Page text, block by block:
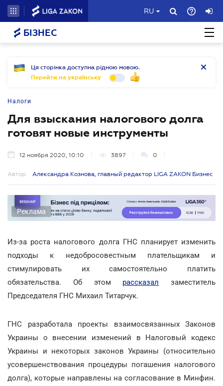
RU
БІЗНЕС
Ця сторінка доступна рідною мовою.
Перейти на українську
Налоги
Для взыскания налогового долга
готовят новые инструменты
12 ноября 2020, 10:10 3897 0
Автор: Александра Кознова, главный редактор LIGA ZAKON Бизнес
Реклама
Из-за роста налогового долга ГНС планирует изменить
подходы к недобросовестным плательщикам и
стимулировать их самостоятельно платить
обязательства. Об этом рассказал заместитель
Председателя ГНС Михаил Титарчук.
ГНС разработала проекты взаимосвязанных Законов
Украины о внесении изменений в Налоговый кодекс
Украины и некоторых законов Украины (относительно
усовершенствования процедуры погашения налогового
долга), которые направлены на согласование в Минфин.